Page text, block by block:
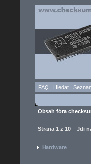
FAQ Hledat
Obsah fóra
Strana 1 z 10 Jdi
Hardware